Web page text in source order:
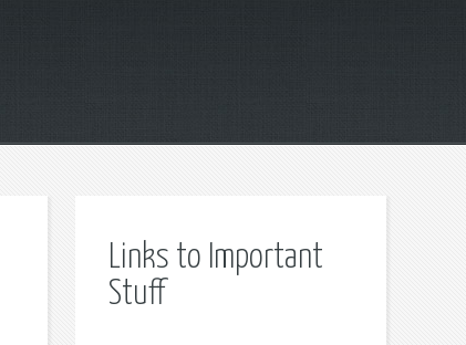
Links to Important
Stuff